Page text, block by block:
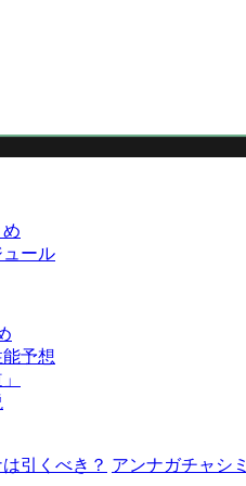
ール
予想
引くべき？ アンナガチャシ